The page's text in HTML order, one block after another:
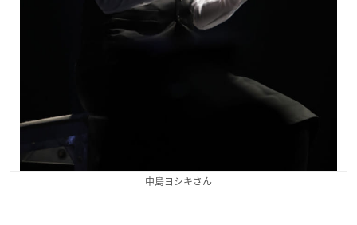
中島ヨシキさん